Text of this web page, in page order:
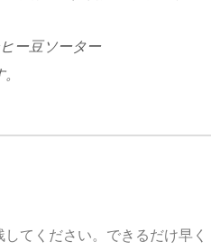
ー豆ソーター
てください。できるだけ早く